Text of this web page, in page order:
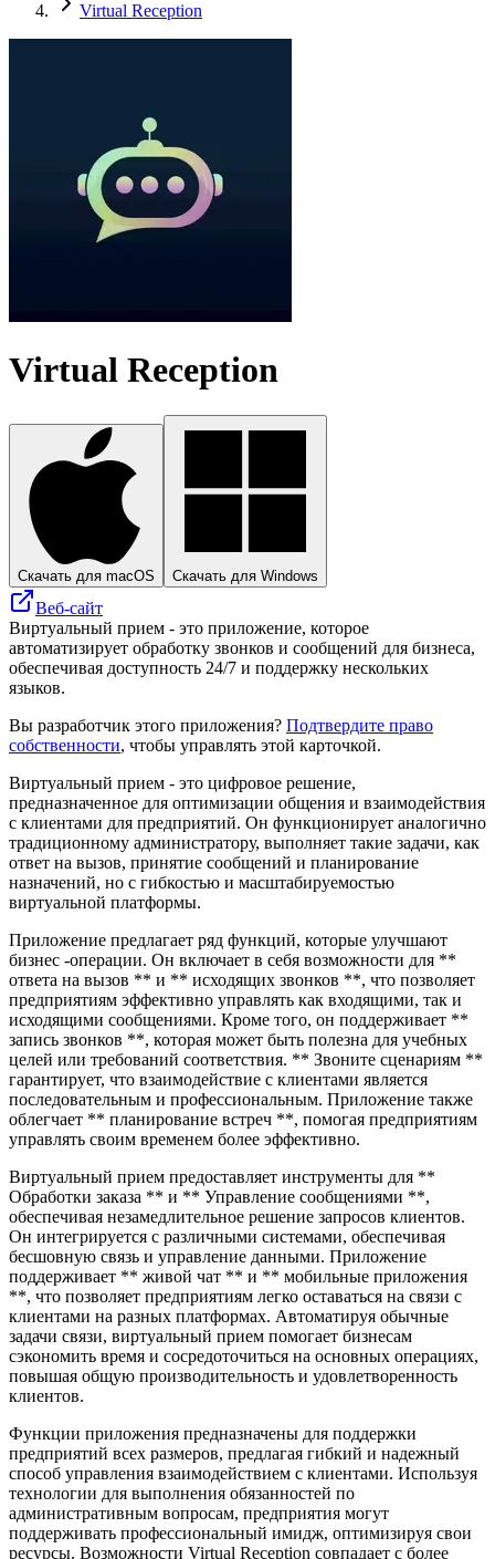
Virtual Reception
Virtual Reception
Скачать для macOS Скачать для Windows
Веб-сайт
Виртуальный прием - это приложение, которое
автоматизирует обработку звонков и сообщений для бизнеса,
обеспечивая доступность 24/7 и поддержку нескольких
языков.
Вы разработчик этого приложения? Подтвердите право
собственности, чтобы управлять этой карточкой.
Виртуальный прием - это цифровое решение,
предназначенное для оптимизации общения и взаимодействия
с клиентами для предприятий. Он функционирует аналогично
традиционному администратору, выполняет такие задачи, как
ответ на вызов, принятие сообщений и планирование
назначений, но с гибкостью и масштабируемостью
виртуальной платформы.
Приложение предлагает ряд функций, которые улучшают
бизнес -операции. Он включает в себя возможности для **
ответа на вызов ** и ** исходящих звонков **, что позволяет
предприятиям эффективно управлять как входящими, так и
исходящими сообщениями. Кроме того, он поддерживает **
запись звонков **, которая может быть полезна для учебных
целей или требований соответствия. ** Звоните сценариям **
гарантирует, что взаимодействие с клиентами является
последовательным и профессиональным. Приложение также
облегчает ** планирование встреч **, помогая предприятиям
управлять своим временем более эффективно.
Виртуальный прием предоставляет инструменты для **
Обработки заказа ** и ** Управление сообщениями **,
обеспечивая незамедлительное решение запросов клиентов.
Он интегрируется с различными системами, обеспечивая
бесшовную связь и управление данными. Приложение
поддерживает ** живой чат ** и ** мобильные приложения
**, что позволяет предприятиям легко оставаться на связи с
клиентами на разных платформах. Автоматируя обычные
задачи связи, виртуальный прием помогает бизнесам
сэкономить время и сосредоточиться на основных операциях,
повышая общую производительность и удовлетворенность
клиентов.
Функции приложения предназначены для поддержки
предприятий всех размеров, предлагая гибкий и надежный
способ управления взаимодействием с клиентами. Используя
технологии для выполнения обязанностей по
административным вопросам, предприятия могут
поддерживать профессиональный имидж, оптимизируя свои
ресурсы. Возможности Virtual Reception совпадает с более